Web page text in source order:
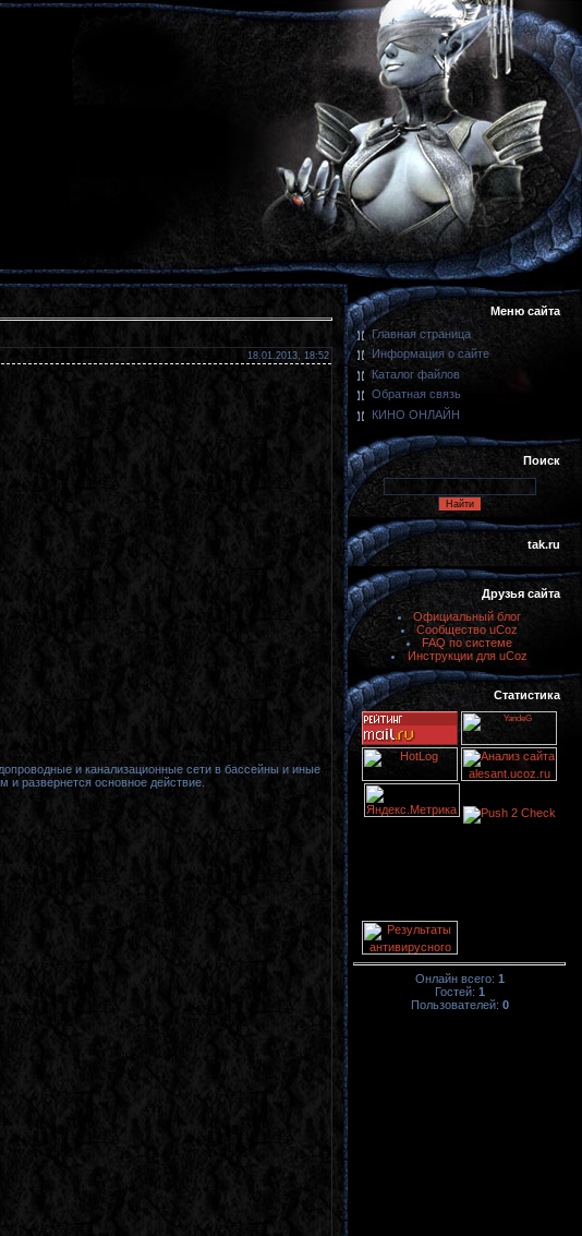
18.01.2013, 18:52
и канализационные сети в бассейны и иные
развернется основное действие.
Меню сайта
Главная страница
Информация о сайте
Каталог файлов
Обратная связь
КИНО ОНЛАЙН
Поиск
tak.ru
Друзья сайта
Официальный блог
Сообщество uCoz
FAQ по системе
Инструкции для uCoz
Статистика
Онлайн всего: 1
Гостей: 1
Пользователей: 0